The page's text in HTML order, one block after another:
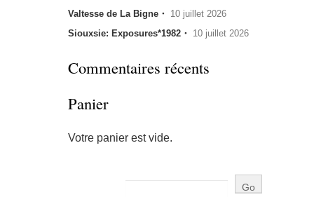
Valtesse de La Bigne・ 10 juillet 2026
Siouxsie: Exposures*1982・ 10 juillet 2026
Commentaires récents
Panier
Votre panier est vide.